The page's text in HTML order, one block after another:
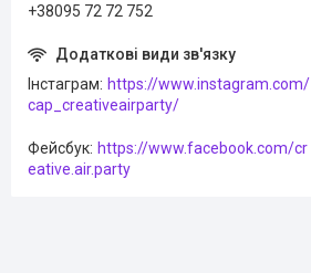
+38095 72 72 752
Інстаграм https://www.instagram.com/
cap_creativeairparty/
Фейсбук https://www.facebook.com/cr
eative.air.party